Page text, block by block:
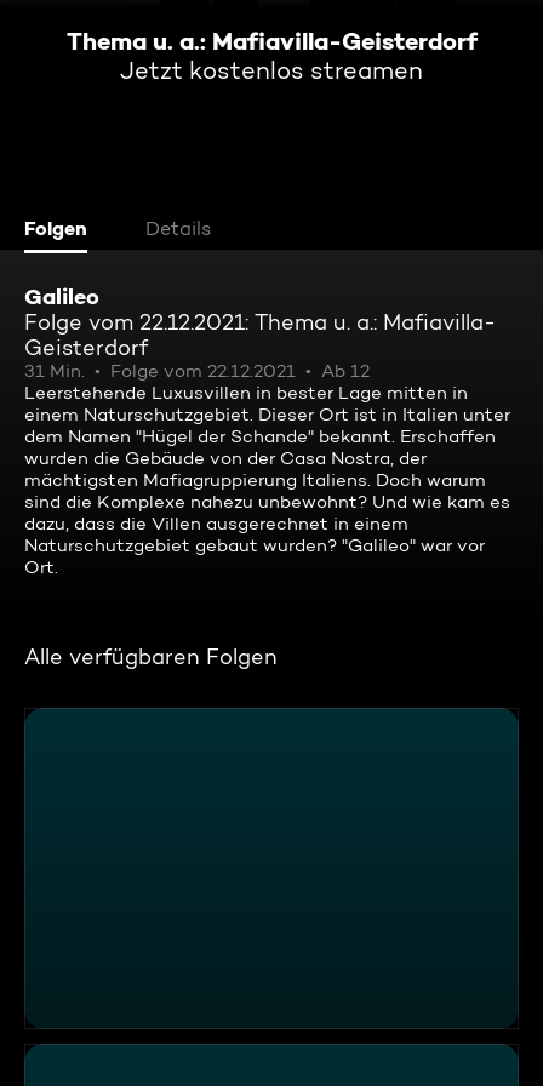
Thema u. a.: Mafiavilla-Geisterdorf
Jetzt kostenlos streamen
Folgen Details
Galileo
Folge vom 22.12.2021: Thema u. a.: Mafiavilla-
Geisterdorf
31 Min. Folge vom 22.12.2021
Ab 12
Leerstehende Luxusvillen in bester Lage mitten in
einem Naturschutzgebiet. Dieser Ort ist in Italien unter
dem Namen "Hügel der Schande" bekannt. Erschaffen
wurden die Gebäude von der Casa Nostra, der
mächtigsten Mafiagruppierung Italiens. Doch warum
sind die Komplexe nahezu unbewohnt? Und wie kam es
dazu, dass die Villen ausgerechnet in einem
Naturschutzgebiet gebaut wurden? "Galileo" war vor
Ort.
Alle verfügbaren Folgen
Thema u. a.: Mafiavilla-Geisterdorf